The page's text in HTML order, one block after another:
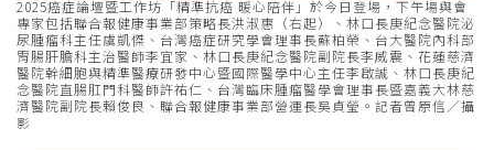
2025癌症論壇暨工作坊「精準抗癌 暖心陪伴」於今日登場，下午場與會
專家包括聯合報健康事業部策略長洪淑惠（右起）、林口長庚紀念醫院泌
尿腫瘤科主任虞凱傑、台灣癌症研究學會理事長蘇柏榮、台大醫院內科部
胃腸肝膽科主治醫師李宜家、林口長庚紀念醫院副院長李威震、花蓮慈濟
醫院幹細胞與精準醫療研發中心暨國際醫學中心主任李啟誠、林口長庚紀
念醫院直腸肛門科醫師許祐仁、台灣臨床腫瘤醫學會理事長暨嘉義大林慈
濟醫院副院長賴俊良、聯合報健康事業部營運長吳貞瑩。記者曾原信／攝
影